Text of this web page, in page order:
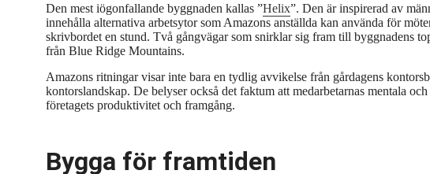
Den mest iögonfallande byggnaden kallas ”Helix”. Den är inspirerad av
innehålla alternativa arbetsytor som Amazons anställda kan använda för
skrivbordet en stund. Två gångvägar som snirklar sig fram till byggnadens
från Blue Ridge Mountains.
Amazons ritningar visar inte bara en tydlig avvikelse från gårdagens
kontorslandskap. De belyser också det faktum att medarbetarnas mentala
företagets produktivitet och framgång.
Bygga för framtiden